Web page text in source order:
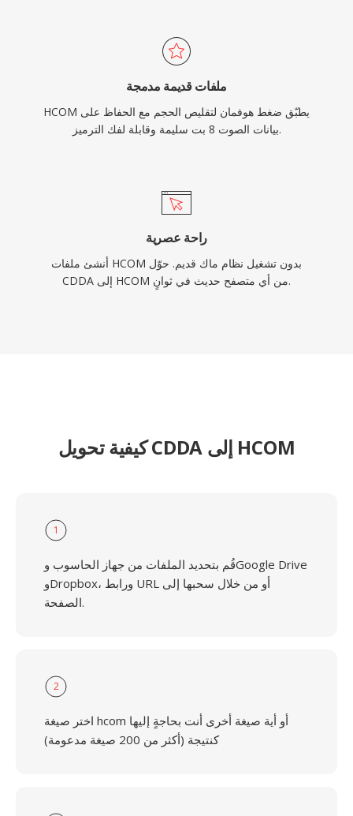
ملفات قديمة مدمجة
HCOM يطبّق ضغط هوفمان لتقليص الحجم مع الحفاظ على
بيانات الصوت 8 بت سليمة وقابلة لفك الترميز.
راحة عصرية
أنشئ ملفات HCOM بدون تشغيل نظام ماك قديم. حوّل
CDDA إلى HCOM من أي متصفح حديث في ثوانٍ.
كيفية تحويل CDDA إلى HCOM
1
قُم بتحديد الملفات من جهاز الحاسوب وGoogle Drive
وDropbox، ورابط URL أو من خلال سحبها إلى
الصفحة.
2
اختر صيغة hcom أو أية صيغة أخرى أنت بحاجةٍ إليها
كنتيجة (أكثر من 200 صيغة مدعومة)